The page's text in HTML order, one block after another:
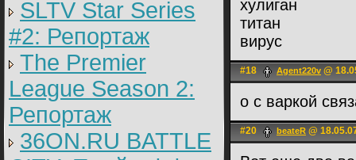
SLTV Star Series
#2: Репортаж
The Premier
League Season 2:
Репортаж
36ON.RU BATTLE
хулиган
титан
вирус
#18 Agent220v @
о с варкой
#20 beateR @